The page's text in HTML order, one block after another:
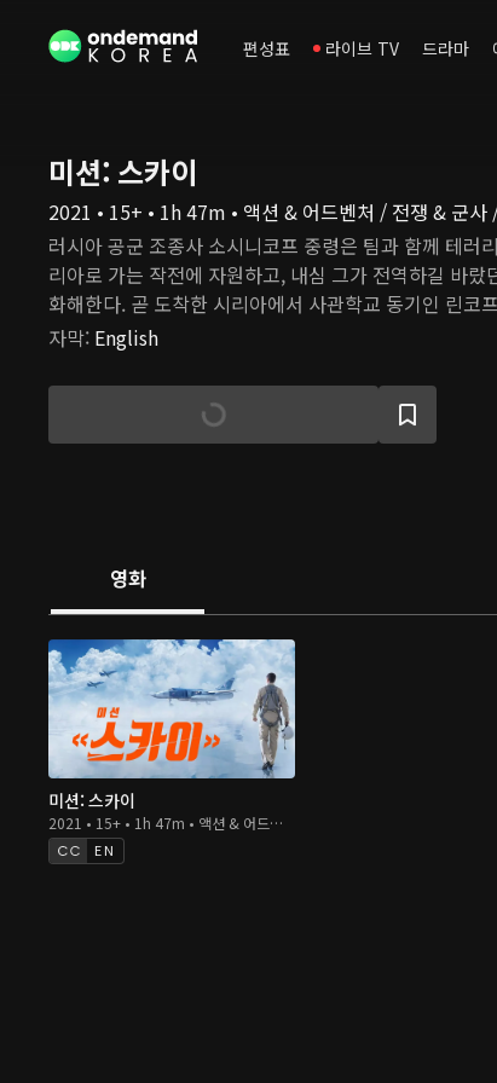
편성표 라이브 TV 드라마
미션: 스카이
2021 • 15+ • 1h 47m • 액션 & 어드벤처 / 전쟁 & 군사
러시아 공군 조종사 소시니코프 중령은 팀과 함께 테러
리아로 가는 작전에 자원하고, 내심 그가 전역하길 바
화해한다. 곧 도착한 시리아에서 사관학교 동기인 린코
에서 아내를 처음 만나고 건달 일당과 마주한 과거를 떠
사 장치에 대해 정보를 얻고, 중령의 팀은 이를 제거하기
로 향한다. 하지만 이는 아부 파라즈와 손을 잡은 미국
자막: English
영화
미션: 스카이
2021 • 15+ • 1h 47m • 액션 & 어드벤처 / 전쟁 & 군사 / 드라마
EN